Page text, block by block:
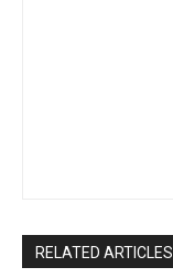
RELATED ARTICLES